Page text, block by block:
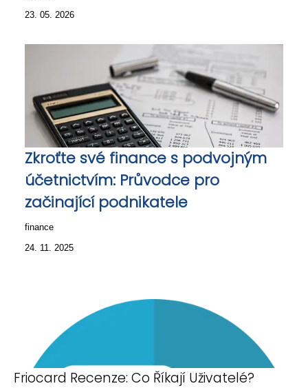
23. 05. 2026
Zkroťte své finance s podvojným
účetnictvím: Průvodce pro
začinající podnikatele
finance
24. 11. 2025
Friocard Recenze: Co Říkají Uživatelé?